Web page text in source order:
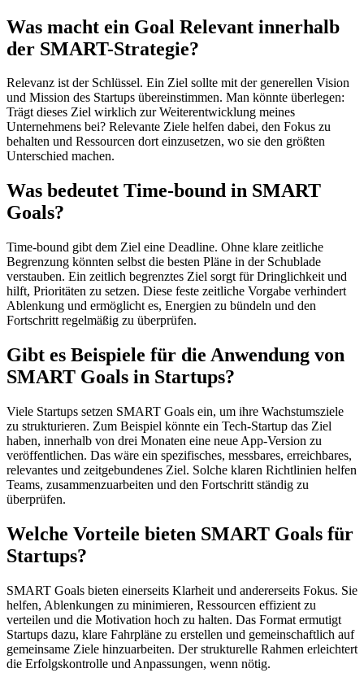
Was macht ein Goal Relevant innerhalb
der SMART-Strategie?
Relevanz ist der Schlüssel. Ein Ziel sollte mit der generellen Vision
und Mission des Startups übereinstimmen. Man könnte überlegen:
Trägt dieses Ziel wirklich zur Weiterentwicklung meines
Unternehmens bei? Relevante Ziele helfen dabei, den Fokus zu
behalten und Ressourcen dort einzusetzen, wo sie den größten
Unterschied machen.
Was bedeutet Time-bound in SMART
Goals?
Time-bound gibt dem Ziel eine Deadline. Ohne klare zeitliche
Begrenzung könnten selbst die besten Pläne in der Schublade
verstauben. Ein zeitlich begrenztes Ziel sorgt für Dringlichkeit und
hilft, Prioritäten zu setzen. Diese feste zeitliche Vorgabe verhindert
Ablenkung und ermöglicht es, Energien zu bündeln und den
Fortschritt regelmäßig zu überprüfen.
Gibt es Beispiele für die Anwendung von
SMART Goals in Startups?
Viele Startups setzen SMART Goals ein, um ihre Wachstumsziele
zu strukturieren. Zum Beispiel könnte ein Tech-Startup das Ziel
haben, innerhalb von drei Monaten eine neue App-Version zu
veröffentlichen. Das wäre ein spezifisches, messbares, erreichbares,
relevantes und zeitgebundenes Ziel. Solche klaren Richtlinien helfen
Teams, zusammenzuarbeiten und den Fortschritt ständig zu
überprüfen.
Welche Vorteile bieten SMART Goals für
Startups?
SMART Goals bieten einerseits Klarheit und andererseits Fokus. Sie
helfen, Ablenkungen zu minimieren, Ressourcen effizient zu
verteilen und die Motivation hoch zu halten. Das Format ermutigt
Startups dazu, klare Fahrpläne zu erstellen und gemeinschaftlich auf
gemeinsame Ziele hinzuarbeiten. Der strukturelle Rahmen erleichtert
die Erfolgskontrolle und Anpassungen, wenn nötig.